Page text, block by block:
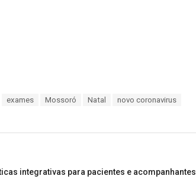
exames Mossoró Natal
novo coronavirus
integrativas para pacientes e acompanhantes